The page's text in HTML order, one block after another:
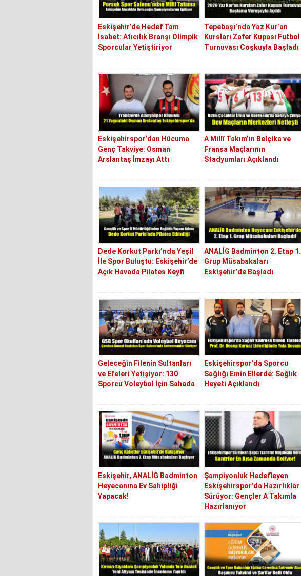
Eskişehir’de Hedef Tam
İsabet: Atıcılık Branşı Olimpik
Sporcular Yetiştiriyor
Tepebaşı’nda Yaz Kur’an
Kursları Zafer Kupası Futbol
Turnuvası Coşkuyla Başladı
Eskişehirspor’dan Hücuma
Genç Takviye: Osman
Arslantaş İmzayı Attı
A Millî Takım’ın Belçika ve
Fransa Maçlarının
Stadyumları Açıklandı
Dede Korkut Parkı’nda Yeşil
İle Spor Buluştu: Eskişehir’de
Açık Havada Pilates Keyfi
ANALİG Badminton 2. Etap 1.
Grup Müsabakaları
Eskişehir’de Başladı
Geleceğin Filenin Sultanları
ve Efeleri Yetişiyor: 130
Sporcu Voleybol İçin Sahada
Eskişehirspor’da Sporcu
Sağlığı Emin Ellerde: Sağlık
Heyeti Açıklandı
Eskişehir, ANALİG Badminton
Heyecanına Ev Sahipliği
Yapacak!
Şampiyonluk Hedefleyen
Eskişehirspor’da Hazırlıklar
Sürüyor: Gençler A Takımla
Hazırlanıyor